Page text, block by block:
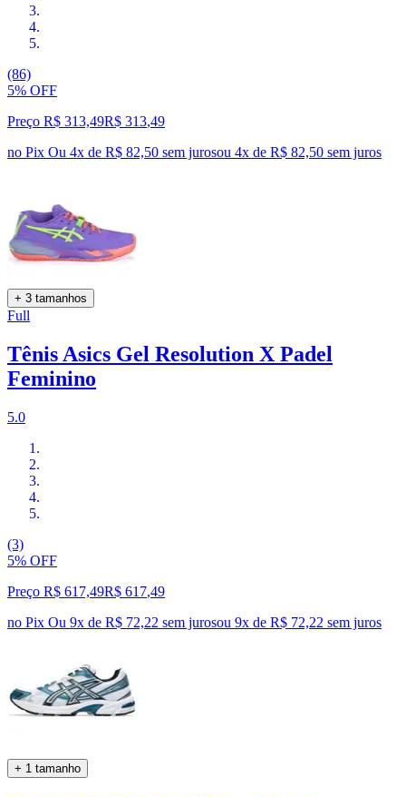
(86)
5% OFF
Preço R$ 313,49R$ 313,49
no Pix Ou 4x de R$ 82,50 sem jurosou 4x de R$ 82,50 sem juros
+ 3 tamanhos
Full
Tênis Asics Gel Resolution X Padel
Feminino
5.0
(3)
5% OFF
Preço R$ 617,49R$ 617,49
no Pix Ou 9x de R$ 72,22 sem jurosou 9x de R$ 72,22 sem juros
+ 1 tamanho